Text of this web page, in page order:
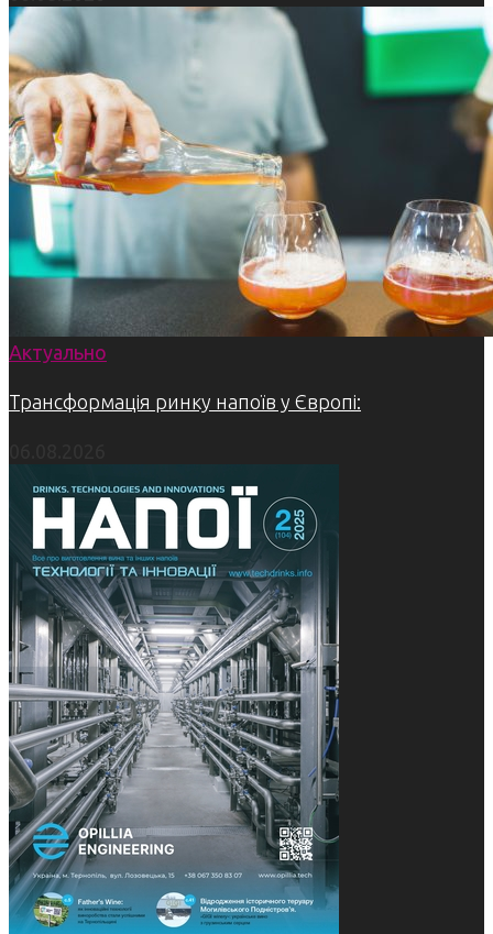
Актуально
Трансформація ринку напоїв у Європі: